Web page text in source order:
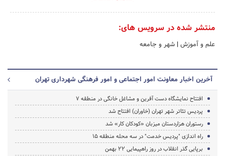
منتشر شده در سرویس های:
علم و آموزش | شهر و جامعه
آخرین اخبار معاونت امور اجتماعی و امور فرهنگی شهرداری تهران
افتتاح نمایشگاه دست آفرین و مشاغل خانگی در منطقه 7
پردیس تئاتر شهر تهران (خاوران) افتتاح شد
رستوران هزاردستان میزبان «کودکان کار» شد
راه اندازی "پردیس خدمت" در سه محله منطقه 15
برپایی گذر انقلاب در روز راهپیمایی 22 بهمن